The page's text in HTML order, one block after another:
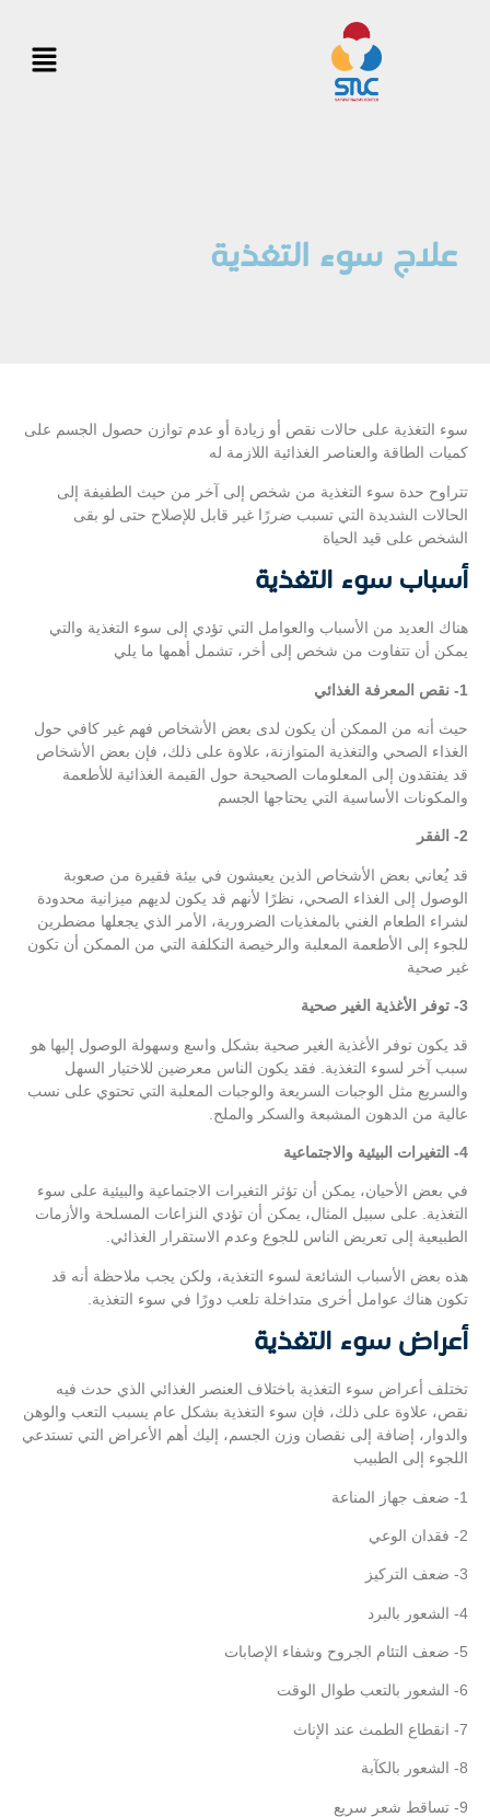
علاج سوء التغذية
سوء التغذية على حالات نقص أو زيادة أو عدم توازن حصول الجسم على
كميات الطاقة والعناصر الغذائية اللازمة له
تتراوح حدة سوء التغذية من شخص إلى آخر من حيث الطفيفة إلى
الحالات الشديدة التي تسبب ضررًا غير قابل للإصلاح حتى لو بقى
الشخص على قيد الحياة
أسباب سوء التغذية
هناك العديد من الأسباب والعوامل التي تؤدي إلى سوء التغذية والتي
يمكن أن تتفاوت من شخص إلى أخر، تشمل أهمها ما يلي
1- نقص المعرفة الغذائي
حيث أنه من الممكن أن يكون لدى بعض الأشخاص فهم غير كافي حول
الغذاء الصحي والتغذية المتوازنة، علاوة على ذلك، فإن بعض الأشخاص
قد يفتقدون إلى المعلومات الصحيحة حول القيمة الغذائية للأطعمة
والمكونات الأساسية التي يحتاجها الجسم
2- الفقر
قد يُعاني بعض الأشخاص الذين يعيشون في بيئة فقيرة من صعوبة
الوصول إلى الغذاء الصحي، نظرًا لأنهم قد يكون لديهم ميزانية محدودة
لشراء الطعام الغني بالمغذيات الضرورية، الأمر الذي يجعلها مضطرين
للجوء إلى الأطعمة المعلبة والرخيصة التكلفة التي من الممكن أن تكون
غير صحية
3- توفر الأغذية الغير صحية
قد يكون توفر الأغذية الغير صحية بشكل واسع وسهولة الوصول إليها هو
سبب آخر لسوء التغذية. فقد يكون الناس معرضين للاختيار السهل
والسريع مثل الوجبات السريعة والوجبات المعلبة التي تحتوي على نسب
عالية من الدهون المشبعة والسكر والملح.
4- التغيرات البيئية والاجتماعية
في بعض الأحيان، يمكن أن تؤثر التغيرات الاجتماعية والبيئية على سوء
التغذية. على سبيل المثال، يمكن أن تؤدي النزاعات المسلحة والأزمات
الطبيعية إلى تعريض الناس للجوع وعدم الاستقرار الغذائي.
هذه بعض الأسباب الشائعة لسوء التغذية، ولكن يجب ملاحظة أنه قد
تكون هناك عوامل أخرى متداخلة تلعب دورًا في سوء التغذية.
أعراض سوء التغذية
تختلف أعراض سوء التغذية باختلاف العنصر الغذائي الذي حدث فيه
نقص، علاوة على ذلك، فإن سوء التغذية بشكل عام يسبب التعب والوهن
والدوار، إضافة إلى نقصان وزن الجسم، إليك أهم الأعراض التي تستدعي
اللجوء إلى الطبيب
1- ضعف جهاز المناعة
2- فقدان الوعي
3- ضعف التركيز
4- الشعور بالبرد
5- ضعف التئام الجروح وشفاء الإصابات
6- الشعور بالتعب طوال الوقت
7- انقطاع الطمث عند الإناث
8- الشعور بالكآبة
9- تساقط شعر سريع